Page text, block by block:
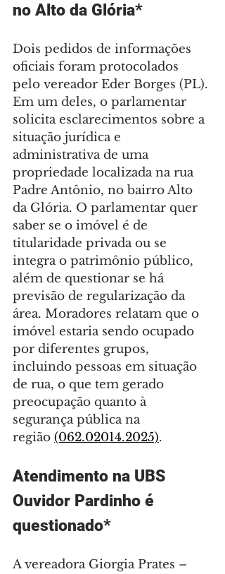
no Alto da Glória*
Dois pedidos de informações
oficiais foram protocolados
pelo vereador Eder Borges (PL).
Em um deles, o parlamentar
solicita esclarecimentos sobre a
situação jurídica e
administrativa de uma
propriedade localizada na rua
Padre Antônio, no bairro Alto
da Glória. O parlamentar quer
saber se o imóvel é de
titularidade privada ou se
integra o patrimônio público,
além de questionar se há
previsão de regularização da
área. Moradores relatam que o
imóvel estaria sendo ocupado
por diferentes grupos,
incluindo pessoas em situação
de rua, o que tem gerado
preocupação quanto à
segurança pública na
região (062.02014.2025).
Atendimento na UBS
Ouvidor Pardinho é
questionado*
A vereadora Giorgia Prates –